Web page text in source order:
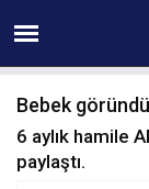
Bebek
6 aylık hamile
paylaştı.